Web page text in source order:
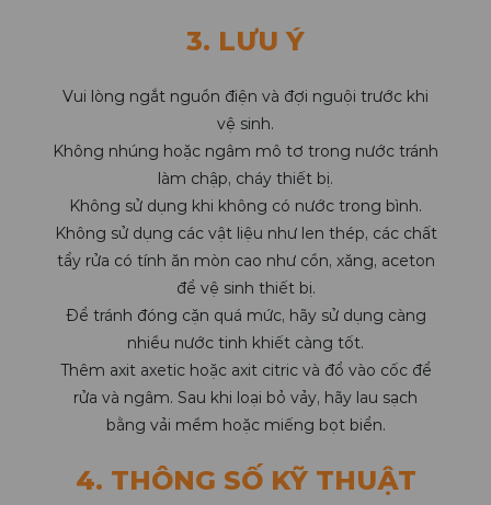
3. LƯU Ý
Vui lòng ngắt nguồn điện và đợi nguội trước khi
vệ sinh.
Không nhúng hoặc ngâm mô tơ trong nước tránh
làm chập, cháy thiết bị.
Không sử dụng khi không có nước trong bình.
Không sử dụng các vật liệu như len thép, các chất
tẩy rửa có tính ăn mòn cao như cồn, xăng, aceton
để vệ sinh thiết bị.
Để tránh đóng cặn quá mức, hãy sử dụng càng
nhiều nước tinh khiết càng tốt.
Thêm axit axetic hoặc axit citric và đổ vào cốc để
rửa và ngâm. Sau khi loại bỏ vảy, hãy lau sạch
bằng vải mềm hoặc miếng bọt biển.
4. THÔNG SỐ KỸ THUẬT